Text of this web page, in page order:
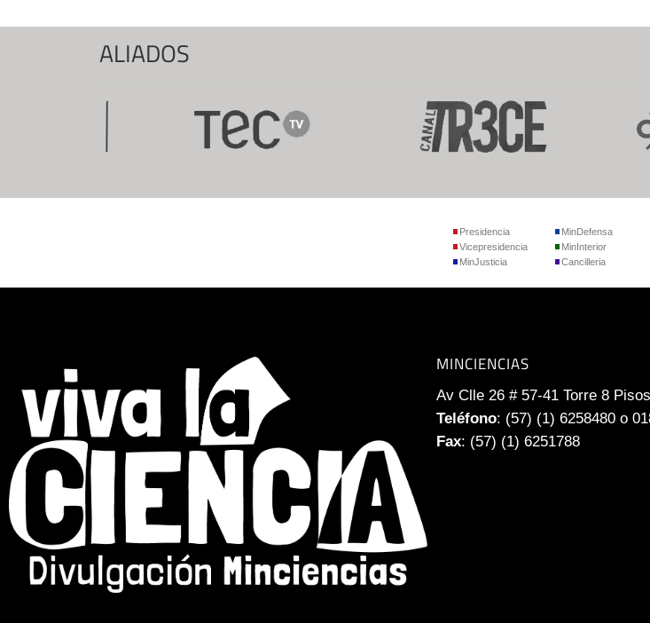
ALIADOS
Presidencia
Vicepresidencia
MinJusticia
MinDefensa
MinInterior
Cancilleria
MINCIENCIAS
Av Clle 26 # 57-41 Torre 8
Teléfono: (57) (1) 6258480 o
Fax: (57) (1) 6251788